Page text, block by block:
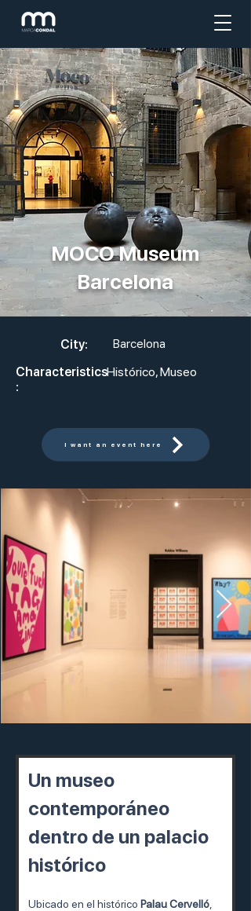
MOCO Museum
Barcelona
City: Barcelona
Histórico, Museo
Characteristics
:
I want an event here
Un museo
contemporáneo
dentro de un palacio
histórico
Ubicado en el histórico Palau Cervelló